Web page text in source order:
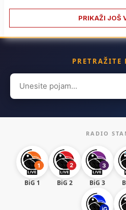
PRIKAŽI JOŠ
PRETRAŽITE
Search
for:
RADIO
BiG 1 BiG 2 BiG 3